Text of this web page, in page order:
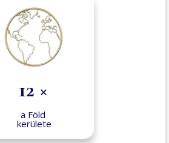
12 ×
a Föld
kerülete